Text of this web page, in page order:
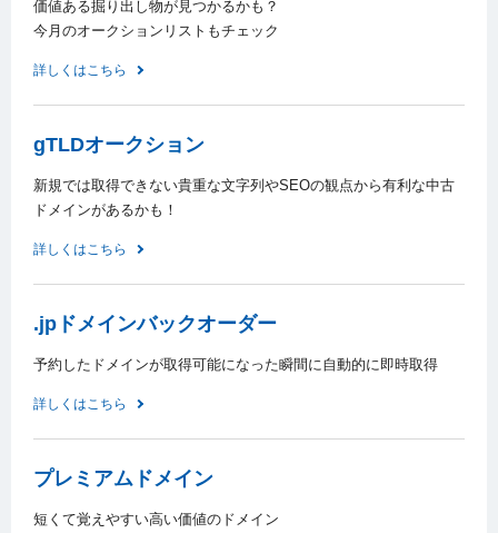
価値ある掘り出し物が見つかるかも？
今月のオークションリストもチェック
詳しくはこちら
gTLDオークション
新規では取得できない貴重な文字列やSEOの観点から有利な中古
ドメインがあるかも！
詳しくはこちら
.jpドメインバックオーダー
予約したドメインが取得可能になった瞬間に自動的に即時取得
詳しくはこちら
プレミアムドメイン
短くて覚えやすい高い価値のドメイン